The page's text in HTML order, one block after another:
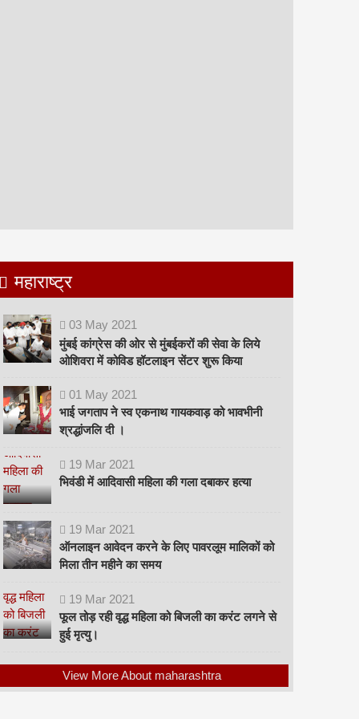
महाराष्ट्र
03 May 2021
मुंबई कांग्रेस की ओर से मुंबईकरों की सेवा के लिये
ओशिवरा में कोविड हॉटलाइन सेंटर शुरू किया
01 May 2021
भाई जगताप ने स्व एकनाथ गायकवाड़ को भावभीनी
श्रद्धांजलि दी ।
19 Mar 2021
भिवंडी में आदिवासी महिला की गला दबाकर हत्या
19 Mar 2021
ऑनलाइन आवेदन करने के लिए पावरलूम मालिकों को
मिला तीन महीने का समय
19 Mar 2021
फूल तोड़ रही वृद्ध महिला को बिजली का करंट लगने से
हुई मृत्यु।
View More About maharashtra